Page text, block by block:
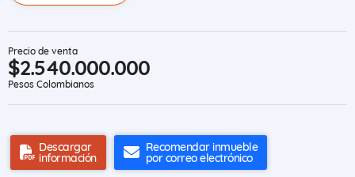
Precio de venta
$2.540.000.000
Pesos Colombianos
Descargar
información
Recomendar inmueble
por correo electrónico